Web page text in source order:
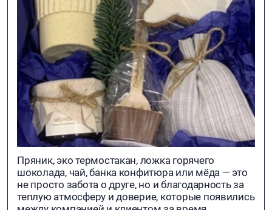
Пряник, эко термостакан, ложка горячего
шоколада, чай, банка конфитюра или мёда — это
не просто забота о друге, но и благодарность за
теплую атмосферу и доверие, которые появились